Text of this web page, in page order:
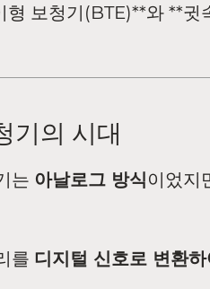
보청기(BTE)**와 **귓
기의 시대
는 아날로그 방식이었지
를 디지털 신호로 변환